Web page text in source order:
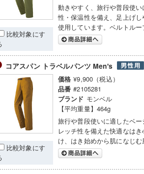
比較対象にす
動きやすく、旅行や普段使
性・保温性を備え、足上げ
使用しています。ベルトルー
コアスパン トラベルパンツ Men's
比較対象にす
価格 ¥9,900（税込）
品番 #2105281
ブランド モンベル
【平均重量】464g
旅行や普段使いに適したベ
レッチ性を備えた快適なは
け、はき始めから肌になじむ